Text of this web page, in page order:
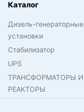
Каталог
Дизель-генераторные
установки
Стабилизатор
UPS
ТРАНСФОРМАТОРЫ И
РЕАКТОРЫ